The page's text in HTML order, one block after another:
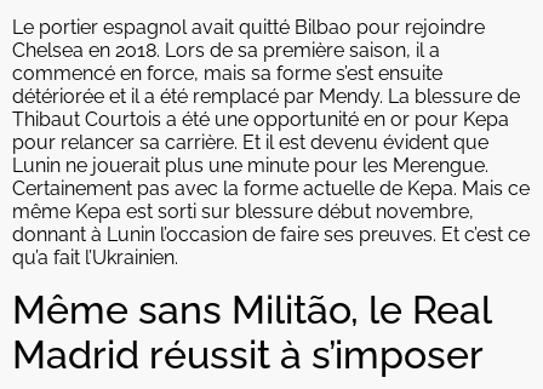
Le portier espagnol avait quitté Bilbao pour rejoindre
Chelsea en 2018. Lors de sa première saison, il a
commencé en force, mais sa forme s’est ensuite
détériorée et il a été remplacé par Mendy. La blessure de
Thibaut Courtois a été une opportunité en or pour Kepa
pour relancer sa carrière. Et il est devenu évident que
Lunin ne jouerait plus une minute pour les Merengue.
Certainement pas avec la forme actuelle de Kepa. Mais ce
même Kepa est sorti sur blessure début novembre,
donnant à Lunin l’occasion de faire ses preuves. Et c’est ce
qu’a fait l’Ukrainien.
Même sans Militão, le Real
Madrid réussit à s’imposer